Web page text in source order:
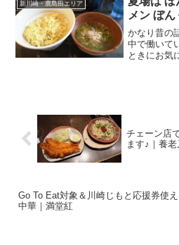
らーめん店
新川崎・鹿島田エリア
メン ぼん
かなり昔の
中で働いて
ときにお気
チェーン店
ます♪｜養
Go To Eat対象＆川崎じもと応援券使
中華｜満堂紅